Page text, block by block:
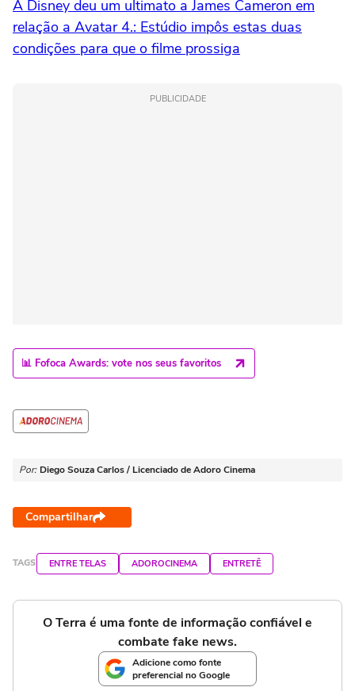
A Disney deu um ultimato a James Cameron em
relação a Avatar 4.: Estúdio impôs estas duas
condições para que o filme prossiga
PUBLICIDADE
📊 Fofoca Awards: vote nos seus favoritos
Por: Diego Souza Carlos / Licenciado de Adoro Cinema
Compartilhar
TAGS ENTRE TELAS ADOROCINEMA ENTRETÊ
O Terra é uma fonte de informação confiável e
combate fake news.
Adicione como fonte
preferencial no Google